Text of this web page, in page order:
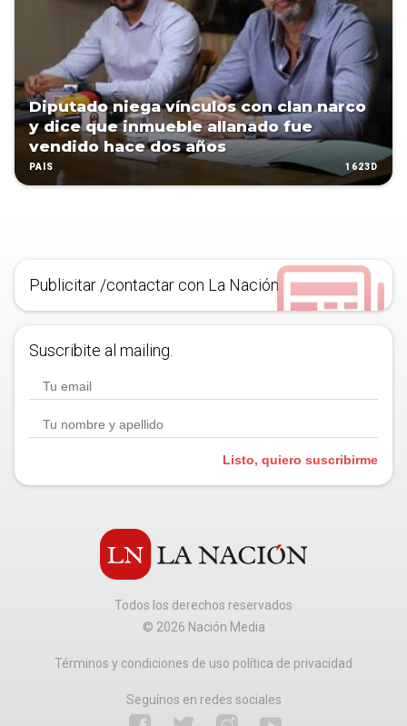
Diputado niega vínculos con clan narco
y dice que inmueble allanado fue
vendido hace dos años
PAÍS 1623D
Publicitar /contactar con La Nación
Suscribite al mailing.
Listo, quiero suscribirme
Todos los derechos reservados
© 2026 Nación Media
Términos y condiciones de uso política de privacidad
Seguínos en redes sociales